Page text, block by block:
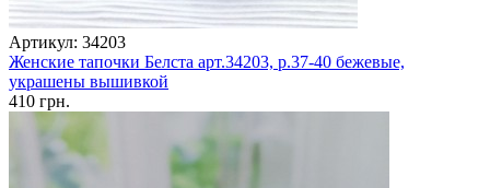
Артикул: 34203
Женские тапочки Белста арт.34203, р.37-40 бежевые,
украшены вышивкой
410 грн.